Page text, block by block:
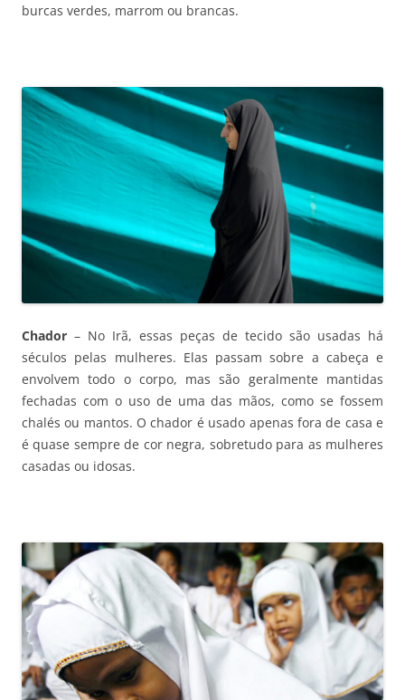
burcas verdes, marrom ou brancas.
Chador – No Irã, essas peças de tecido são usadas há
séculos pelas mulheres. Elas passam sobre a cabeça e
envolvem todo o corpo, mas são geralmente mantidas
fechadas com o uso de uma das mãos, como se fossem
chalés ou mantos. O chador é usado apenas fora de casa e
é quase sempre de cor negra, sobretudo para as mulheres
casadas ou idosas.